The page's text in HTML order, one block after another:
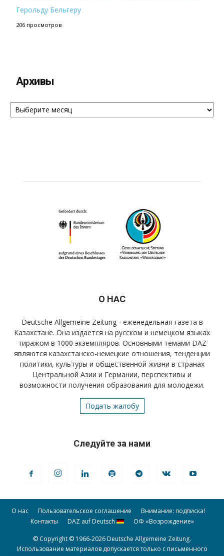
Герольду Бельгеру
206 просмотров
Архивы
Архивы
О НАС
Deutsche Allgemeine Zeitung - еженедельная газета в
Казахстане. Она издается на русском и немецком языках
тиражом в 1000 экземпляров. Основными темами DAZ
являются казахстанско-немецкие отношения, тенденции
политики, культуры и общественной жизни в странах
Центральной Азии и Германии, перспективы и
возможности получения образования для молодежи.
Подать жалобу
Следуйте за нами
О нас Пользовательское соглашение
Внимание: подписка!
Контакты
DAZ auf Deutsch ОФ «Возрождение»
© Copyright © 1966-2026 Deutsche Allgemeine Zeitung.
Использование материалов допускается только с письменного